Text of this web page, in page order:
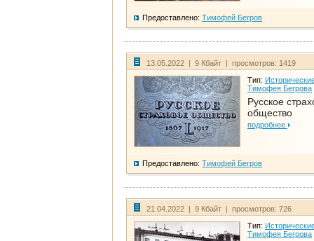
Предоставлено: Тимофей Бегров
13.05.2022 | 9 Кбайт | просмотров: 1419
Тип:
Тимофея Бегрова
Русское
общество
подробнее
Предоставлено: Тимофей Бегров
21.04.2022 | 9 Кбайт | просмотров: 726
Тип:
Тимофея Бегрова